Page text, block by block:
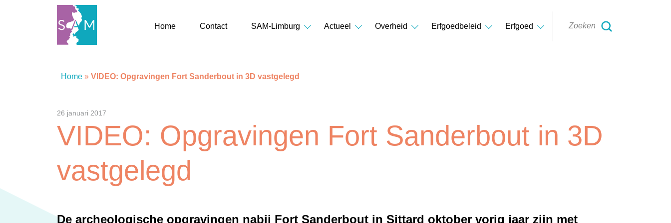
Home Contact SAM-Limburg Actueel Overheid Erfgoedbeleid Erfgoed
Home
Contact
SAM Limburg
Actueel
Overheid
Home » VIDEO: Opgravingen Fort Sanderbout in 3D vastgelegd
26 januari 2017
VIDEO: Opgravingen Fort Sanderbout in 3D
vastgelegd
De archeologische opgravingen nabij Fort Sanderbout in Sittard oktober vorig jaar zijn met